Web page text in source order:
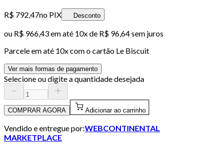
R$ 792,47no PIX Desconto
ou R$ 966,43em até 10x de R$ 96,64 sem juros
Parcele em até 10x com o cartão Le Biscuit
Ver mais formas de pagamento
Selecione ou digite a quantidade desejada
COMPRAR AGORA Adicionar ao carrinho
Vendido e entregue por:WEBCONTINENTAL
MARKETPLACE